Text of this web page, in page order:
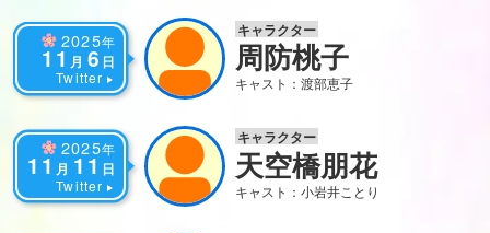
2025年
11 月 6 日
Twitter
キャラクター
周防桃子
キャスト：渡部恵子
2025年
11 月 11 日
Twitter
キャラクター
天空橋朋花
キャスト：小岩井ことり